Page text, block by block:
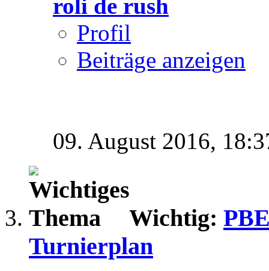
roli de rush
Profil
Beiträge anzeigen
09. August 2016,
Wichtig:
Turnierplan